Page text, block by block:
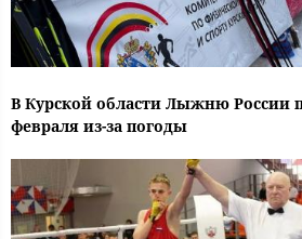
В Курской области Лыжню России
февраля из-за погоды